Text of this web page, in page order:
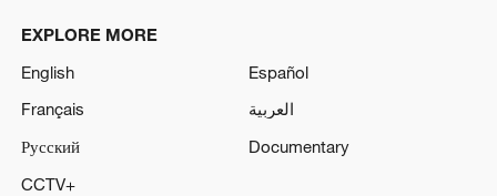
EXPLORE MORE
English
Español
Français
العربية
Русский
Documentary
CCTV+